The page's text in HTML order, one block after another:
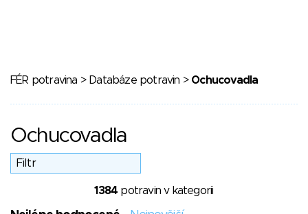
FÉR potravina > Databáze potravin > Ochucovadla
Ochucovadla
1384 potravin v kategorii